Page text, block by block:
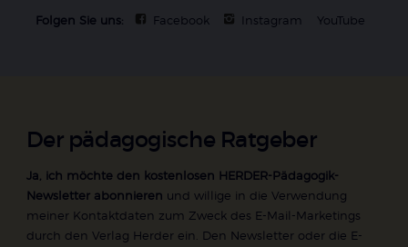
Folgen Sie uns: Facebook Instagram YouTube
Der pädagogische Ratgeber
Ja, ich möchte den kostenlosen HERDER-Pädagogik-
Newsletter abonnieren und willige in die Verwendung
meiner Kontaktdaten zum Zweck des E-Mail-Marketings
durch den Verlag Herder ein. Den Newsletter oder die E-